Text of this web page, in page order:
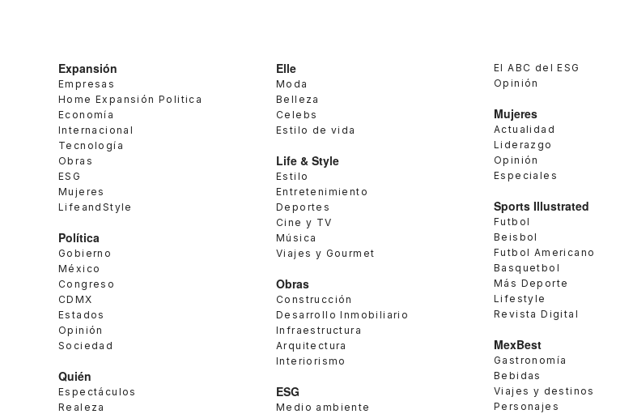
Expansión
Empresas
Home Expansión Politica
Economía
Internacional
Tecnología
Obras
ESG
Mujeres
LifeandStyle
Política
Gobierno
México
Congreso
CDMX
Estados
Opinión
Sociedad
Quién
Espectáculos
Realeza
Elle
Moda
Belleza
Celebs
Estilo de vida
Life & Style
Estilo
Entretenimiento
Deportes
Cine y TV
Música
Viajes y Gourmet
Obras
Construcción
Desarrollo Inmobiliario
Infraestructura
Arquitectura
Interiorismo
ESG
Medio ambiente
El ABC del ESG
Opinión
Mujeres
Actualidad
Liderazgo
Opinión
Especiales
Sports Illustrated
Futbol
Beisbol
Futbol Americano
Basquetbol
Más Deporte
Lifestyle
Revista Digital
MexBest
Gastronomía
Bebidas
Viajes y destinos
Personajes